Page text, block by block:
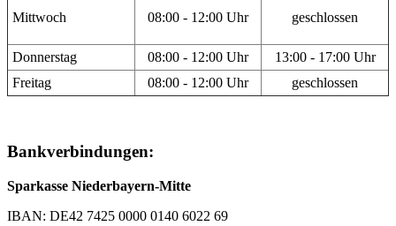
Mittwoch 08:00 - 12:00 Uhr geschlossen
Donnerstag 08:00 - 12:00 Uhr
13:00 - 17:00 Uhr
Freitag
08:00 - 12:00 Uhr geschlossen
Bankverbindungen:
Sparkasse Niederbayern-Mitte
IBAN: DE42 7425 0000 0140 6022 69